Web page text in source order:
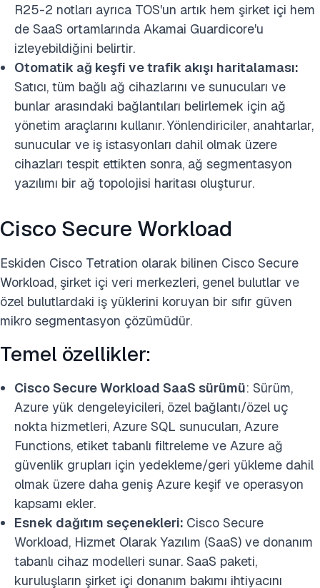
R25-2 notları ayrıca TOS'un artık hem şirket içi hem
de SaaS ortamlarında Akamai Guardicore'u
izleyebildiğini belirtir.
Otomatik ağ keşfi ve trafik akışı haritalaması:
Satıcı, tüm bağlı ağ cihazlarını ve sunucuları ve
bunlar arasındaki bağlantıları belirlemek için ağ
yönetim araçlarını kullanır.Yönlendiriciler, anahtarlar,
sunucular ve iş istasyonları dahil olmak üzere
cihazları tespit ettikten sonra, ağ segmentasyon
yazılımı bir ağ topolojisi haritası oluşturur.
Cisco Secure Workload
Eskiden Cisco Tetration olarak bilinen Cisco Secure
Workload, şirket içi veri merkezleri, genel bulutlar ve
özel bulutlardaki iş yüklerini koruyan bir sıfır güven
mikro segmentasyon çözümüdür.
Temel özellikler:
Cisco Secure Workload SaaS sürümü: Sürüm,
Azure yük dengeleyicileri, özel bağlantı/özel uç
nokta hizmetleri, Azure SQL sunucuları, Azure
Functions, etiket tabanlı filtreleme ve Azure ağ
güvenlik grupları için yedekleme/geri yükleme dahil
olmak üzere daha geniş Azure keşif ve operasyon
kapsamı ekler.
Esnek dağıtım seçenekleri: Cisco Secure
Workload, Hizmet Olarak Yazılım (SaaS) ve donanım
tabanlı cihaz modelleri sunar. SaaS paketi,
kuruluşların şirket içi donanım bakımı ihtiyacını